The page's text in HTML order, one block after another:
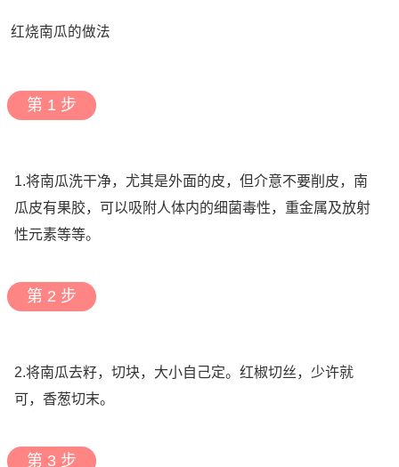
红烧南瓜的做法
第 1 步
1.将南瓜洗干净，尤其是外面的皮，但介意不要削皮，南
瓜皮有果胶，可以吸附人体内的细菌毒性，重金属及放射
性元素等等。
第 2 步
2.将南瓜去籽，切块，大小自己定。红椒切丝，少许就
可，香葱切末。
第 3 步